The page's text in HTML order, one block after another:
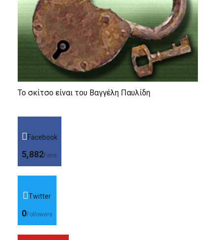
Το σκίτσο είναι του Βαγγέλη Παυλίδη
Facebook
5,882Fans
Twitter
0Followers